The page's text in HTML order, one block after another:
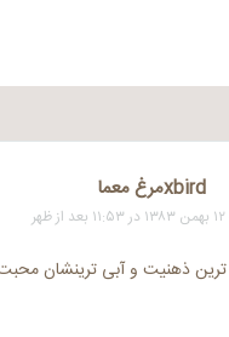
xbirdمرغ معما
ترین ذهنیت و آبی ترینشان